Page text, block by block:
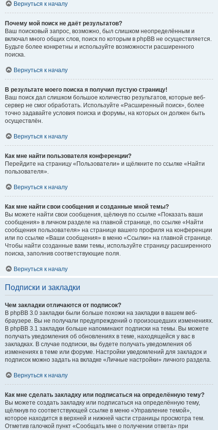
Вернуться к началу
Почему мой поиск не даёт результатов?
Ваш поисковый запрос, возможно, был слишком неопределённым и
включал много общих слов, поиск по которым в phpBB не осуществляется.
Будьте более конкретны и используйте возможности расширенного
поиска.
Вернуться к началу
В результате моего поиска я получил пустую страницу!
Ваш поиск дал слишком большое количество результатов, которые веб-
сервер не смог обработать. Используйте «Расширенный поиск», более
точно задавайте условия поиска и форумы, на которых он должен быть
осуществлён.
Вернуться к началу
Как мне найти пользователя конференции?
Перейдите на страницу «Пользователи» и щёлкните по ссылке «Найти
пользователя».
Вернуться к началу
Как мне найти свои сообщения и созданные мной темы?
Вы можете найти свои сообщения, щёлкнув по ссылке «Показать ваши
сообщения» в личном разделе на главной странице, по ссылке «Найти
сообщения пользователя» на странице вашего профиля на конференции
или по ссылке «Ваши сообщения» в меню «Ссылки» на главной странице.
Чтобы найти созданные вами темы, используйте страницу расширенного
поиска, заполнив соответствующие поля.
Вернуться к началу
Подписки и закладки
Чем закладки отличаются от подписок?
В phpBB 3.0 закладки были больше похожи на закладки в вашем веб-
браузере. Вы не получали предупреждений о произошедших изменениях.
В phpBB 3.1 закладки больше напоминают подписки на темы. Вы можете
получать уведомления об обновлениях в теме, находящейся у вас в
закладках. В случае подписки, вы будете получать уведомления об
изменениях в теме или форуме. Настройки уведомлений для закладок и
подписок можно задать на вкладке «Личные настройки» личного раздела.
Вернуться к началу
Как мне сделать закладку или подписаться на определённую тему?
Вы можете создать закладку или подписаться на определённую тему,
щёлкнув по соответствующей ссылке в меню «Управление темой»,
которое находится в верхней и нижней части страницы просмотра тем.
Отметив галочкой пункт «Сообщать мне о получении ответа» при